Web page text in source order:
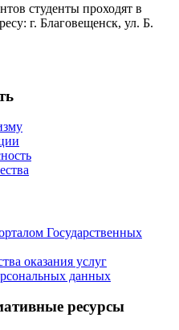
студенты проходят в
г. Благовещенск, ул. Б.
Государственных
оказания услуг
данных
ресурсы